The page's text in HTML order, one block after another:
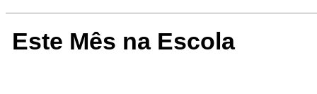
Este Mês na Escola